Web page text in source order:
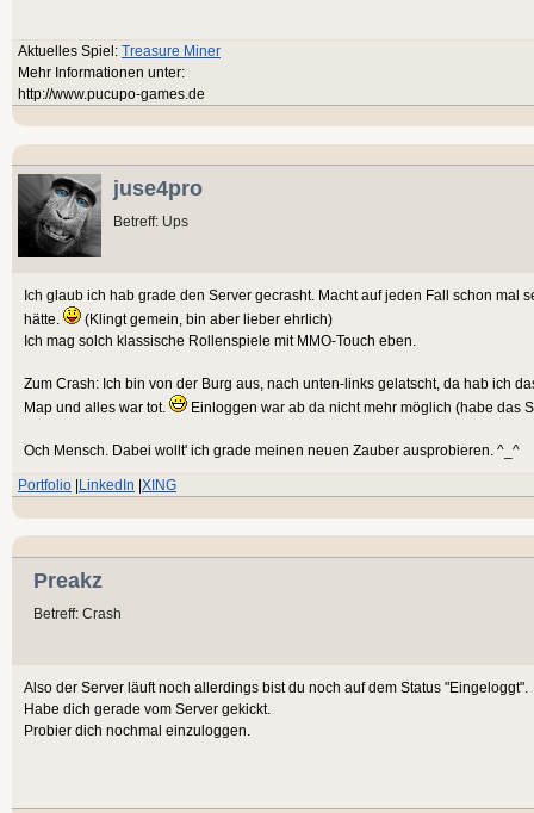
Aktuelles Spiel: Treasure Miner
Mehr Informationen unter:
http://www.pucupo-games.de
juse4pro
Betreff: Ups
Ich glaub ich hab grade den Server gecrasht. Macht auf jeden Fall schon mal
hätte.
(Klingt gemein, bin aber lieber ehrlich)
Ich mag solch klassische Rollenspiele mit MMO-Touch eben.
Zum Crash: Ich bin von der Burg aus, nach unten-links gelatscht, da hab ich
Map und alles war tot.
Einloggen war ab da nicht mehr möglich (habe das
Och Mensch. Dabei wollt' ich grade meinen neuen Zauber ausprobieren. ^_^
Portfolio LinkedIn XING
Preakz
Betreff: Crash
Also der Server läuft noch allerdings bist du noch auf dem Status "Eingeloggt".
Habe dich gerade vom Server gekickt.
Probier dich nochmal einzuloggen.